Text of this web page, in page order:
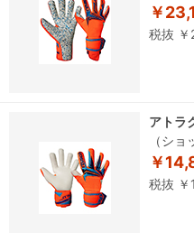
￥
税抜
アトラ
（シ
￥
税抜